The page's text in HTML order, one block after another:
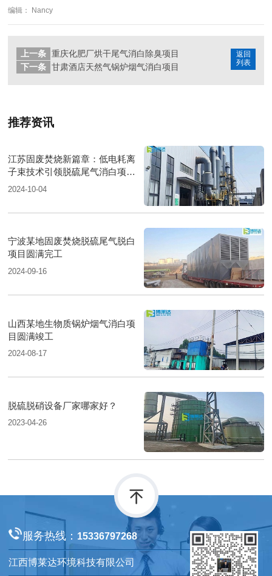
编辑： Nancy
返回
列表
上一条 重庆化肥厂烘干尾气消白除臭项目
下一条 甘肃酒店天然气锅炉烟气消白项目
推荐资讯
江苏固废焚烧新篇章：低电耗离
子束技术引领脱硫尾气消白项目
圆满落成
2024-10-04
宁波某地固废焚烧脱硫尾气脱白
项目圆满完工
2024-09-16
山西某地生物质锅炉烟气消白项
目圆满竣工
2024-08-17
脱硫脱硝设备厂家哪家好？
2023-04-26
服务热线： 15336797268
江西博莱达环境科技有限公司